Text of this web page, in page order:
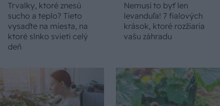
Trvalky, ktoré znesú
sucho a teplo? Tieto
vysaďte na miesta, na
ktoré slnko svieti celý
deň
Nemusí to byť len
levanduľa! 7 fialových
krások, ktoré rozžiaria
vašu záhradu